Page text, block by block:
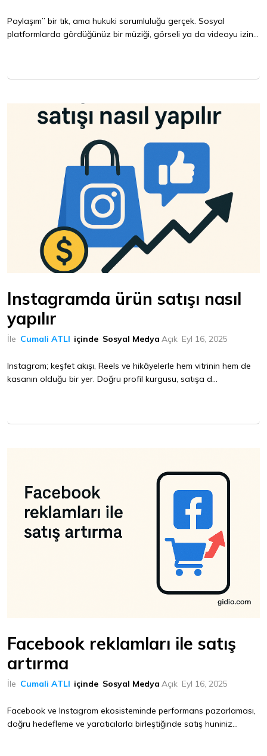
Paylaşım” bir tık, ama hukuki sorumluluğu gerçek. Sosyal
platformlarda gördüğünüz bir müziği, görseli ya da videoyu izin...
Instagramda ürün satışı nasıl
yapılır
İle Cumali ATLI içinde Sosyal Medya Açık Eyl 16, 2025
Instagram; keşfet akışı, Reels ve hikâyelerle hem vitrinin hem de
kasanın olduğu bir yer. Doğru profil kurgusu, satışa d...
Facebook reklamları ile satış
artırma
İle Cumali ATLI içinde Sosyal Medya Açık Eyl 16, 2025
Facebook ve Instagram ekosisteminde performans pazarlaması,
doğru hedefleme ve yaratıcılarla birleştiğinde satış huniniz...